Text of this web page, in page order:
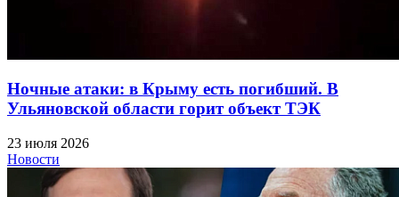
Ночные атаки: в Крыму есть погибший. В
Ульяновской области горит объект ТЭК
23 июля 2026
Новости